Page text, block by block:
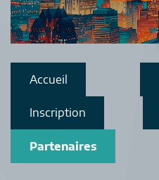
Accueil
Inscription
Partenaires